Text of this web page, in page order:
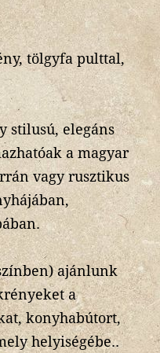
tölgyfa pulttal,
stilusú, elegáns
a magyar
vagy rusztikus
ajánlunk
a
konyhabútort,
helyiségébe..